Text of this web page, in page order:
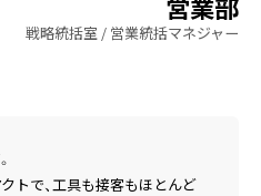
営業部
戦略統括室 営業統括マネジャー
トで、工具も接客もほとんど